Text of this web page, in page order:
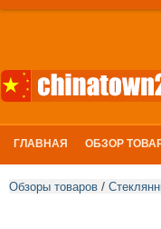
ГЛАВНАЯ ОБЗОР
Обзоры товаров /